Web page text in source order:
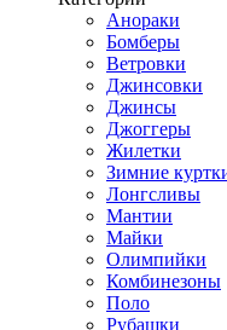
Анораки
Бомберы
Ветровки
Джинсовки
Джинсы
Джоггеры
Жилетки
Зимние
Лонгсливы
Мантии
Майки
Олимпийки
Комбинезоны
Поло
Рубашки